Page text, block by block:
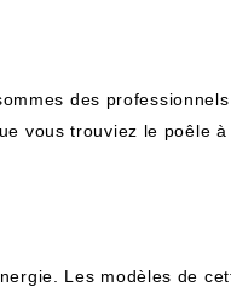
des
vous trouviez le poêle
Les modèles de